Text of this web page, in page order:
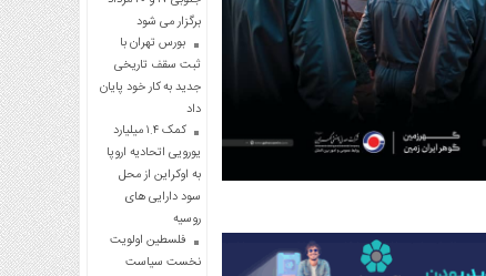
برگزار می شود
بورس تهران با
ثبت سقف تاریخی
جدید به کار خود پایان
داد
کمک ۱.۴ میلیارد
یورویی اتحادیه اروپا
به اوکراین از محل
سود دارایی های
روسیه
فلسطین اولویت
نخست سیاست